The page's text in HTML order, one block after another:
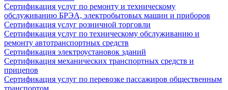
Сертификация услуг по ремонту и техническому
обслуживанию БРЭА, электробытовых машин и приборов
Сертификация услуг розничной торговли
Сертификация услуг по техническому обслуживанию и
ремонту автотранспортных средств
Сертификация электроустановок зданий
Сертификация механических транспортных средств и
прицепов
Сертификация услуг по перевозке пассажиров общественным
транспортом